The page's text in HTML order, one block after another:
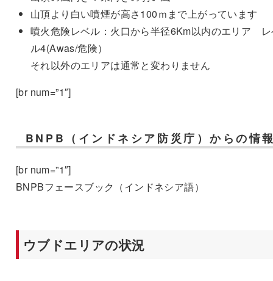
山頂より白い噴煙が高さ100ｍまで上がっています
噴火危険レベル：火口から半径6Km以内のエリア
ル4(Awas/危険）
それ以外のエリアは通常と変わりません
[br num=”1″]
BNPB（インドネシア防災庁）からの情
[br num=”1″]
BNPBフェースブック（インドネシア語）
ウブドエリアの状況